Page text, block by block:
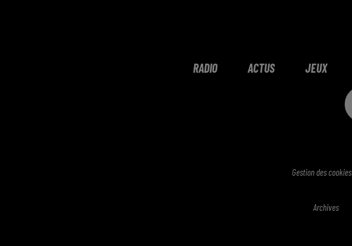
RADIO ACTUS JEUX
Gestion des cookies
Archives